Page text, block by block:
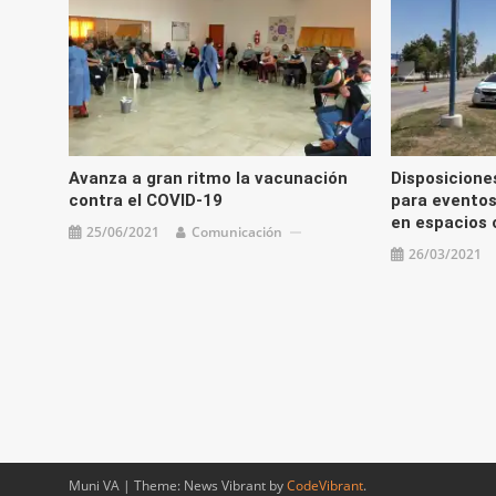
Avanza a gran ritmo la vacunación
contra el COVID-19
25/06/2021 Comunicación
para
en espacios
26/03/2021
Muni VA | Theme: News Vibrant byCodeVibrant.